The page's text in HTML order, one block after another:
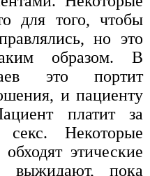
для того, чтобы
но это
образом. В
это портит
и пациенту
платит за
Некоторые
этические
выжидают, пока